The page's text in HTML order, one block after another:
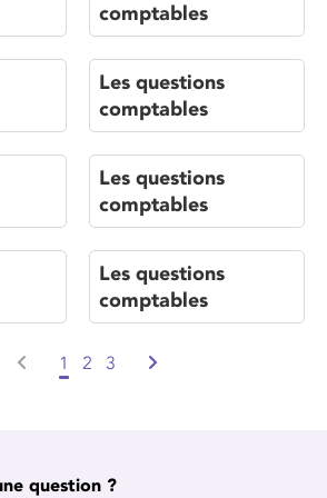
comptables
Les questions
comptables
Les questions
comptables
Les questions
comptables
1 2 3
question ?